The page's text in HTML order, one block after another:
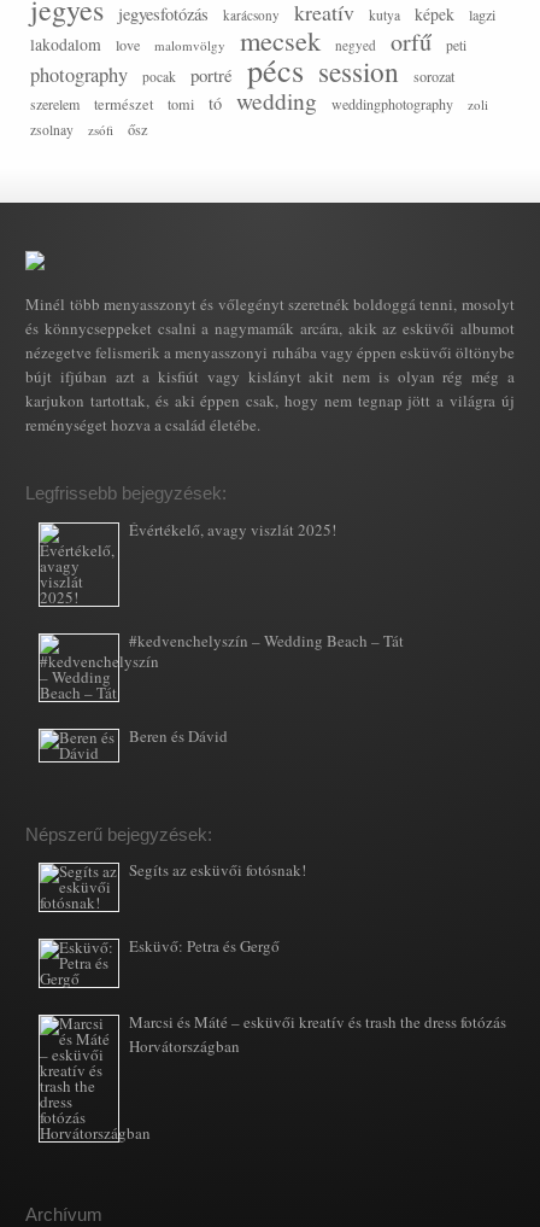
jegyes jegyesfotózás karácsony kreatív kutya képek lagzi
lakodalom love malomvölgy mecsek negyed orfű peti
photography pocak portré pécs session
sorozat
szerelem
természet tomi tó wedding weddingphotography
zoli
zsolnay
zsófi ősz
Minél több menyasszonyt és vőlegényt szeretnék boldoggá tenni, mosolyt
és könnycseppeket csalni a nagymamák arcára, akik az esküvői albumot
nézegetve felismerik a menyasszonyi ruhába vagy éppen esküvői öltönybe
bújt ifjúban azt a kisfiút vagy kislányt akit nem is olyan rég még a
karjukon tartottak, és aki éppen csak, hogy nem tegnap jött a világra új
reménységet hozva a család életébe.
Legfrissebb bejegyzések:
Évértékelő, avagy viszlát 2025!
#kedvenchelyszín – Wedding Beach – Tát
Beren és Dávid
Népszerű bejegyzések:
Segíts az esküvői fotósnak!
Esküvő: Petra és Gergő
Marcsi és Máté – esküvői kreatív és trash the dress fotózás
Horvátországban
Archívum